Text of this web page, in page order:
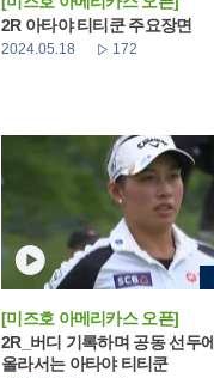
2R 아타야 티티쿤 주요장면
2024.05.18 172
[미즈호 아메리카스 오픈]
2R_버디 기록하며 공동 선두
올라서는 아타야 티티쿤